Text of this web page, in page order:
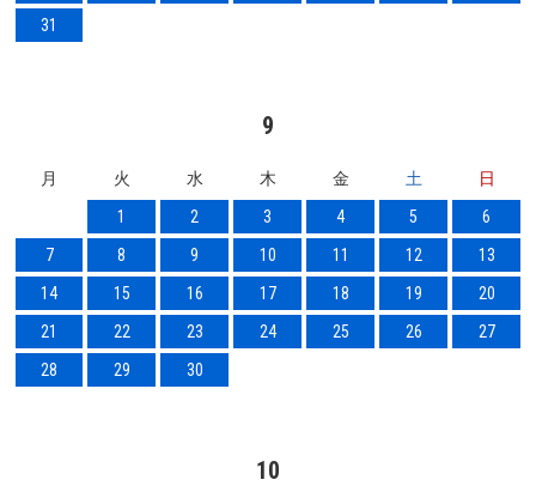
31
9
月 火 水 木 金 土
日
1
2 3 4 5
6
7
8 9 10 11 12
13
14
15 16 17 18 19
20
21
22 23 24 25 26
27
28
29 30
10